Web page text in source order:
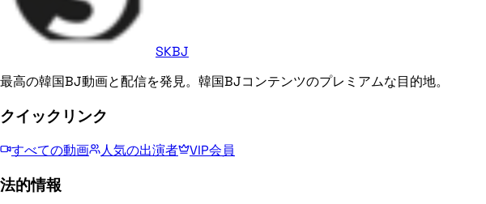
SKBJ
最高の韓国BJ動画と配信を発見。韓国BJコンテンツのプレミアムな目的地。
クイックリンク
すべての動画 人気の出演者 VIP会員
法的情報